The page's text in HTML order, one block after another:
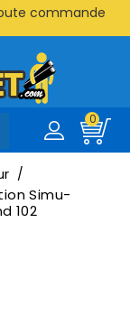
commande
0
Simu-
102